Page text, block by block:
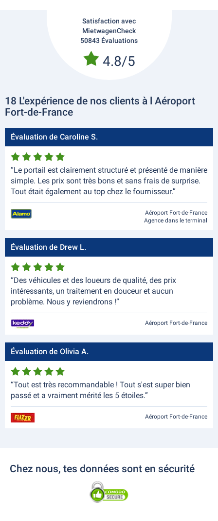
Satisfaction avec
MietwagenCheck
50843 Évaluations
4.8/5
18 L'expérience de nos clients à l Aéroport
Fort-de-France
Évaluation de Caroline S.
“Le portail est clairement structuré et présenté de manière
simple. Les prix sont très bons et sans frais de surprise.
Tout était également au top chez le fournisseur.”
Aéroport Fort-de-France
Agence dans le terminal
Évaluation de Drew L.
“Des véhicules et des loueurs de qualité, des prix
intéressants, un traitement en douceur et aucun
problème. Nous y reviendrons !”
Aéroport Fort-de-France
Évaluation de Olivia A.
“Tout est très recommandable ! Tout s'est super bien
passé et a vraiment mérité les 5 étoiles.”
Aéroport Fort-de-France
Chez nous, tes données sont en sécurité